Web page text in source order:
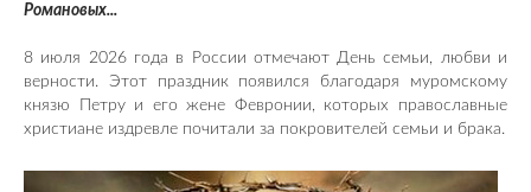
Романовых...
8 июля 2026 года в России отмечают День семьи, любви и
верности. Этот праздник появился благодаря муромскому
князю Петру и его жене Февронии, которых православные
христиане издревле почитали за покровителей семьи и брака.